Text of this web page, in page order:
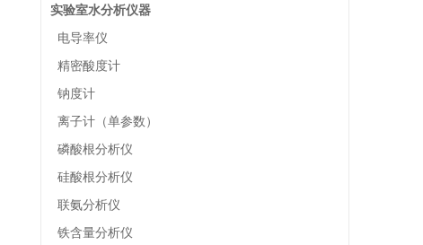
实验室水分析仪器
电导率仪
精密酸度计
钠度计
离子计（单参数）
磷酸根分析仪
硅酸根分析仪
联氨分析仪
铁含量分析仪